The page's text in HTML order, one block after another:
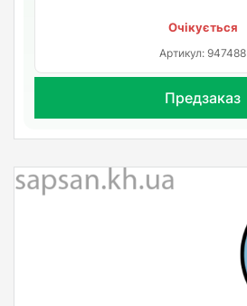
Очікується
Артикул: 947488
Предзаказ